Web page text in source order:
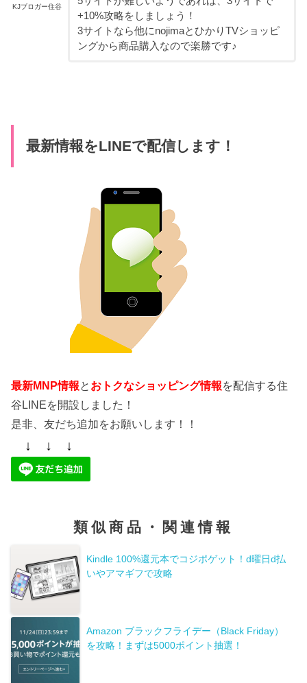
KJブロガー住谷
+10%攻略をしましょう！
3サイトなら他にnojimaとひかりTVショッピ
ングから商品購入なので楽勝です♪
最新情報をLINEで配信します！
最新MNP情報と おトクなショッピング情報を配信する住
谷LINEを開設しました！
是非、友だち追加をお願いします！！
↓ ↓ ↓
類似商品・関連情報
Kindle 100%還元本でコジポゲット！d曜日d払
いやアマギフで攻略
Amazon ブラックフライデー（Black Friday）
を攻略！まずは5000ポイント抽選！